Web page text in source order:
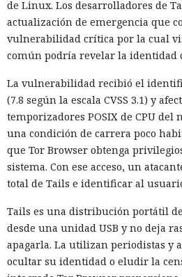
de Linux. Los desarrolladores de
actualización de emergencia que
vulnerabilidad crítica por la cual
común podría revelar la identidad
La vulnerabilidad recibió el
(7.8 según la escala CVSS 3.1) y
temporizadores POSIX de CPU del
una condición de carrera poco
que Tor Browser obtenga
sistema. Con ese acceso, un
total de Tails e identificar al
Tails es una distribución portátil
desde una unidad USB y no deja
apagarla. La utilizan periodistas y
ocultar su identidad o eludir la